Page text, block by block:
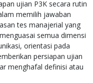
ujian P3K secara rutin
memilih jawaban
tes manajerial yang
semua dimensi
orientasi pada
persiapan ujian
menghafal definisi atau